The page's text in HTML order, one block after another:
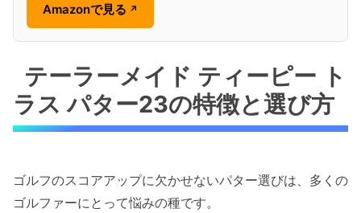
Amazonで見る ↗
テーラーメイド ティーピー ト
ラス パター23の特徴と選び方
ゴルフのスコアアップに欠かせないパター選びは、多くの
ゴルファーにとって悩みの種です。